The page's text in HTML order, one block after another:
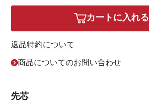
カートに入れる
返品特約について
商品についてのお問い合わせ
先芯